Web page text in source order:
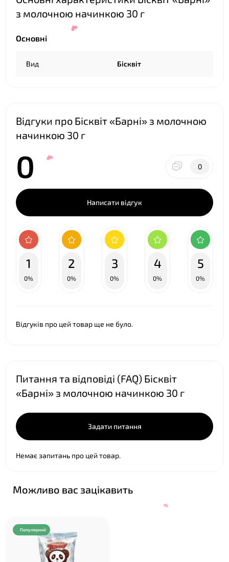
з молочною начинкою 30 г
Основні
Вид Бісквіт
Відгуки про Бісквіт «Барні» з молочною
начинкою 30 г
0 0
Написати відгук
1
0%
2
0%
3
0%
4
0%
5
0%
Відгуків про цей товар ще не було.
Питання та відповіді (FAQ) Бісквіт
«Барні» з молочною начинкою 30 г
Задати питання
Немає запитань про цей товар.
Можливо вас зацікавить
Популярний